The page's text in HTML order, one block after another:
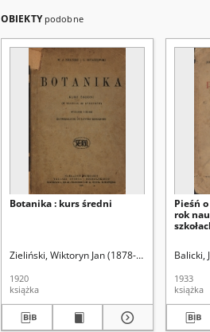
OBIEKTY podobne
Botanika : kurs średni
Zieliński, Wiktoryn Jan (1878-1935)
1920
książka
Pieśń
rok
Balicki,
1933
książka